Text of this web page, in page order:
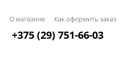
О магазине Как оформить заказ
+375 (29) 751-66-03